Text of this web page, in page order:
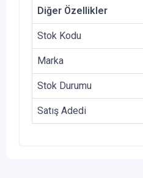
Diğer Özellikler
Stok Kodu
Marka
Stok Durumu
Satış Adedi